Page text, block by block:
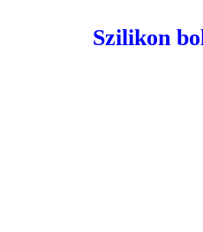
Szilikon